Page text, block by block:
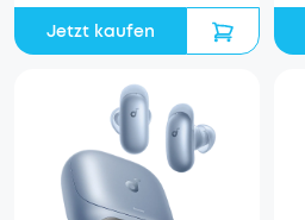
Jetzt kaufen